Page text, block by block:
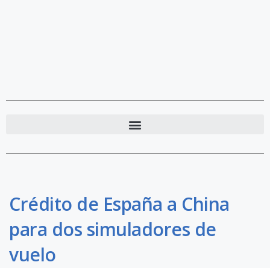
Crédito de España a China
para dos simuladores de
vuelo